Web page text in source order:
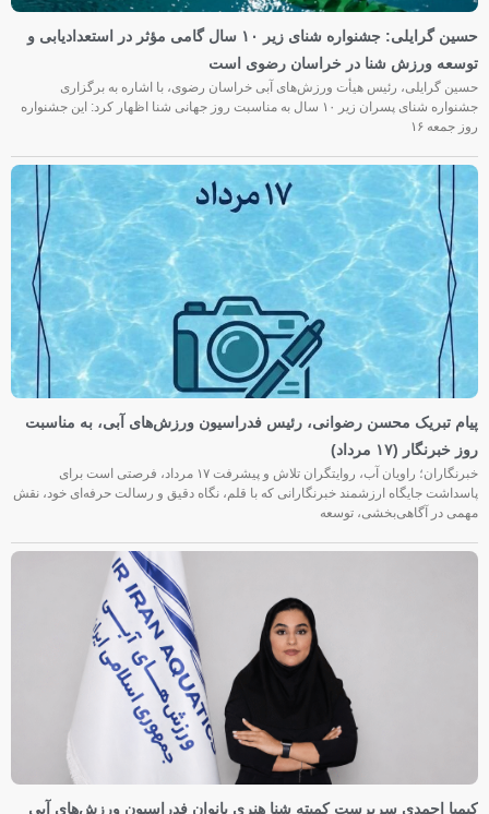
حسین گرایلی: جشنواره شنای زیر ۱۰ سال گامی مؤثر در استعدادیابی و
توسعه ورزش شنا در خراسان رضوی است
حسین گرایلی، رئیس هیأت ورزش‌های آبی خراسان رضوی، با اشاره به برگزاری
جشنواره شنای پسران زیر ۱۰ سال به مناسبت روز جهانی شنا اظهار کرد: این جشنواره
روز جمعه‌ ۱۶
پیام تبریک محسن رضوانی، رئیس فدراسیون ورزش‌های آبی، به مناسبت
روز خبرنگار (۱۷ مرداد)
خبرنگاران؛ راویان آب، روایتگران تلاش و پیشرفت ۱۷ مرداد، فرصتی است برای
پاسداشت جایگاه ارزشمند خبرنگارانی که با قلم، نگاه دقیق و رسالت حرفه‌ای خود، نقش
مهمی در آگاهی‌بخشی، توسعه
کیمیا احمدی سرپرست کمیته شنا هنری بانوان فدراسیون ورزش‌های آبی